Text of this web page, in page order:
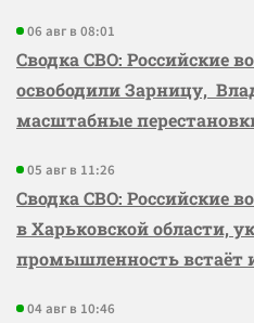
06 авг в 08:01
Сводка СВО: Российские
освободили Зарницу,
масштабные
05 авг в 11:26
Сводка СВО: Российские
в Харьковской области,
промышленность встаёт
04 авг в 10:46